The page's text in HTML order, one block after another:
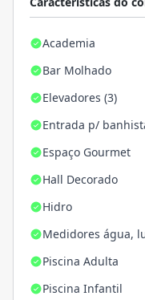
Academia
Bar Molhado
Elevadores (3)
Entrada p/
Espaço Gourmet
Hall Decorado
Hidro
Medidores água,
Piscina Adulta
Piscina Infantil